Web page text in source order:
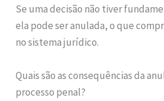
Se uma decisão não tiver
ela pode ser anulada, o que
no sistema jurídico.
Quais são as consequências da
processo penal?